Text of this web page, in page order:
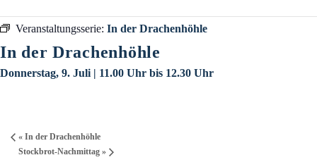
Veranstaltungsserie: In der Drachenhöhle
In der Drachenhöhle
Donnerstag, 9. Juli | 11.00 Uhr bis 12.30 Uhr
« In der Drachenhöhle
Stockbrot-Nachmittag »